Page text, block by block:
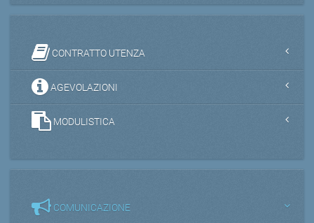
CONTRATTO UTENZA
AGEVOLAZIONI
MODULISTICA
COMUNICAZIONE